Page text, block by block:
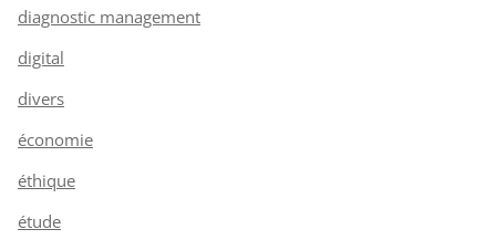
diagnostic management
digital
divers
économie
éthique
étude